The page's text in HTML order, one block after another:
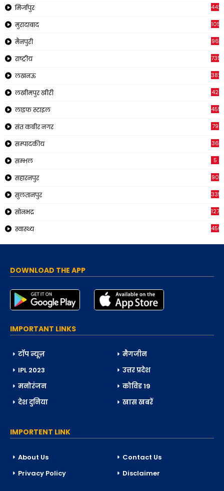
मिर्जापुर 442
मुरादाबाद 1057
मैनपुरी 96
राष्ट्रीय 7353
लखनऊ
लखीमपुर खीरी 42
लाइफ स्टाइल 455
संत कबीर नगर 79
सम्पादकीय 36
सम्भल 5
सहारनपुर 90
सुलतानपुर 335
सोनभद्र 1270
स्वास्थ्य 450
DOWNLOAD THE APP
IMPORTANT LINKS
टॉप न्यूज़
मैगजीन
IPL 2023
उत्तर प्रदेश
मनोरंजन
कोविड 19
देश दुनिया
खास खबरें
IMPORTENT LINK
About Us
Contact Us
Privacy Policy
Disclaimer